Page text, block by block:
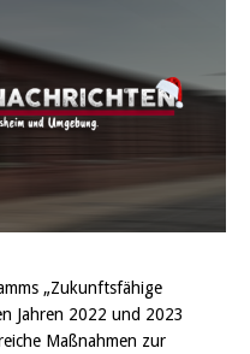
„Zukunftsfähige
Jahren 2022 und 2023
Maßnahmen zur